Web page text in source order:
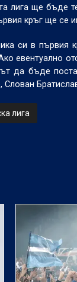
лига ще бъде
кръг ще се
си в първия
евентуално
да бъде
лига